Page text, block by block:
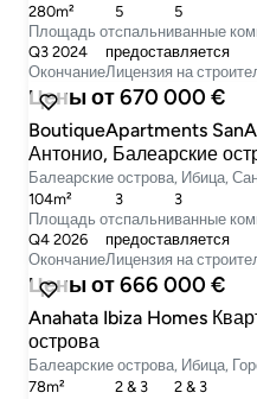
Площадь от
280m²
cпальни
5
ванные
5
Окончание
Q3 2024
Лицензия на
предоставляется
Цены от 670 000 €
BoutiqueApartments
Антонио, Балеарские
Балеарские острова, Ибица,
Площадь от
104m²
cпальни
3
ванные
3
Окончание
Q4 2026
Лицензия на
предоставляется
Цены от 666 000 €
Anahata Ibiza Homes
острова
Балеарские острова, Ибица,
78m²
2 & 3
2 & 3